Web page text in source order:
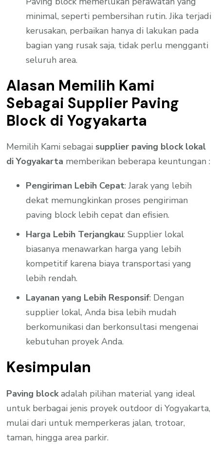
minimal, seperti pembersihan rutin. Jika terjadi
kerusakan, perbaikan hanya di lakukan pada
bagian yang rusak saja, tidak perlu mengganti
seluruh area.
Alasan Memilih Kami
Sebagai Supplier Paving
Block di Yogyakarta
Memilih Kami sebagai supplier paving block lokal
di Yogyakarta memberikan beberapa keuntungan :
Pengiriman Lebih Cepat: Jarak yang lebih
dekat memungkinkan proses pengiriman
paving block lebih cepat dan efisien.
Harga Lebih Terjangkau: Supplier lokal
biasanya menawarkan harga yang lebih
kompetitif karena biaya transportasi yang
lebih rendah.
Layanan yang Lebih Responsif: Dengan
supplier lokal, Anda bisa lebih mudah
berkomunikasi dan berkonsultasi mengenai
kebutuhan proyek Anda.
Kesimpulan
Paving blockadalah pilihan material yang ideal
untuk berbagai jenis proyek outdoor di Yogyakarta,
mulai dari untuk memperkeras jalan, trotoar,
taman, hingga area parkir.